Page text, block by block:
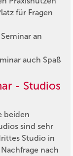
für Fragen
an
auch Spaß
- Studios
beiden
sind sehr
Studio in
nach